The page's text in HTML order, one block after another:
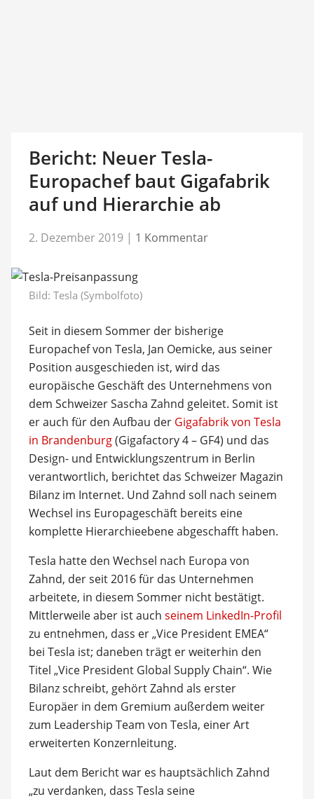
Bericht: Neuer Tesla-
Europachef baut Gigafabrik
auf und Hierarchie ab
2. Dezember 2019 | 1 Kommentar
Bild: Tesla (Symbolfoto)
Seit in diesem Sommer der bisherige
Europachef von Tesla, Jan Oemicke, aus seiner
Position ausgeschieden ist, wird das
europäische Geschäft des Unternehmens von
dem Schweizer Sascha Zahnd geleitet. Somit ist
er auch für den Aufbau der Gigafabrik von Tesla
in Brandenburg(Gigafactory 4 – GF4) und das
Design- und Entwicklungszentrum in Berlin
verantwortlich, berichtet das Schweizer Magazin
Bilanz im Internet. Und Zahnd soll nach seinem
Wechsel ins Europageschäft bereits eine
komplette Hierarchieebene abgeschafft haben.
Tesla hatte den Wechsel nach Europa von
Zahnd, der seit 2016 für das Unternehmen
arbeitete, in diesem Sommer nicht bestätigt.
Mittlerweile aber ist auch seinem LinkedIn-Profil
zu entnehmen, dass er „Vice President EMEA“
bei Tesla ist; daneben trägt er weiterhin den
Titel „Vice President Global Supply Chain“. Wie
Bilanz schreibt, gehört Zahnd als erster
Europäer in dem Gremium außerdem weiter
zum Leadership Team von Tesla, einer Art
erweiterten Konzernleitung.
Laut dem Bericht war es hauptsächlich Zahnd
„zu verdanken, dass Tesla seine